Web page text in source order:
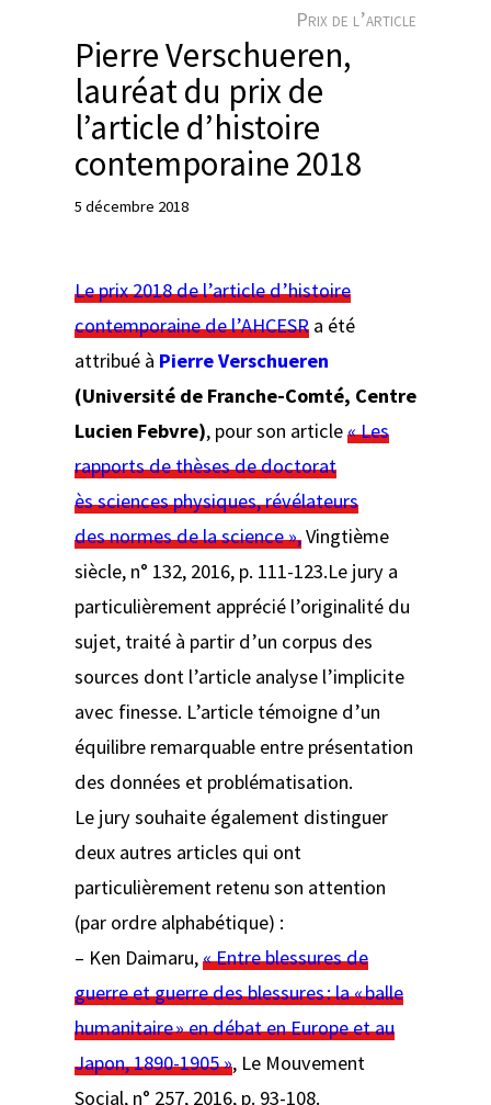
Prix de l’article
Pierre Verschueren,
lauréat du prix de
l’article d’histoire
contemporaine 2018
5 décembre 2018
Le prix 2018 de l’article d’histoire
contemporaine de l’AHCESR a été
attribué à Pierre Verschueren
(Université de Franche-Comté, Centre
Lucien Febvre), pour son article« Les
rapports de thèses de doctorat
ès sciences physiques, révélateurs
des normes de la science »,Vingtième
siècle, n° 132, 2016, p. 111-123.Le jury a
particulièrement apprécié l’originalité du
sujet, traité à partir d’un corpus des
sources dont l’article analyse l’implicite
avec finesse. L’article témoigne d’un
équilibre remarquable entre présentation
des données et problématisation.
Le jury souhaite également distinguer
deux autres articles qui ont
particulièrement retenu son attention
(par ordre alphabétique) :
– Ken Daimaru,« Entre blessures de
guerre et guerre des blessures : la « balle
humanitaire » en débat en Europe et au
Japon, 1890-1905 », Le Mouvement
Social, n° 257, 2016, p. 93‑108.